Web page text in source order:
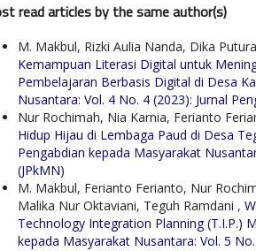
read articles by the same author(s)
M. Makbul, Rizki Aulia Nanda, Dika
Kemampuan Literasi Digital untuk
Pembelajaran Berbasis Digital di Desa
Nusantara: Vol. 4 No. 4 (2023): Jurnal
Nur Rochimah, Nia Karnia, Ferianto
Hidup Hijau di Lembaga Paud di Desa
Pengabdian kepada Masyarakat
(JPkMN)
M. Makbul, Ferianto Ferianto, Nur
Malika Nur Oktaviani, Teguh Ramdani ,
Technology Integration Planning (T.I.P.)
kepada Masyarakat Nusantara: Vol. 5